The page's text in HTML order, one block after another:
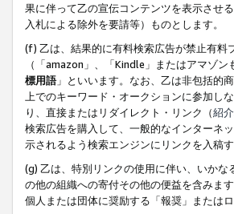
果に伴って乙の宣伝コンテンツを表示させ
入札による除外を要請等）ものとします。
(f) 乙は、結果的に有料検索広告が禁止有料
（「amazon」、「Kindle」またはアマゾ
標用語」といいます。なお、乙は非包括的
上でのキーワード・オークションに参加し
り、直接またはリダイレクト・リンク（紹
検索広告を購入して、一般的なインターネ
示されるよう検索エンジンにリンクを入稿す
(g) 乙は、特別リンクの使用に伴い、いか
の他の組織への寄付その他の便益を含みま
個人または団体に奨励する「報奨」または